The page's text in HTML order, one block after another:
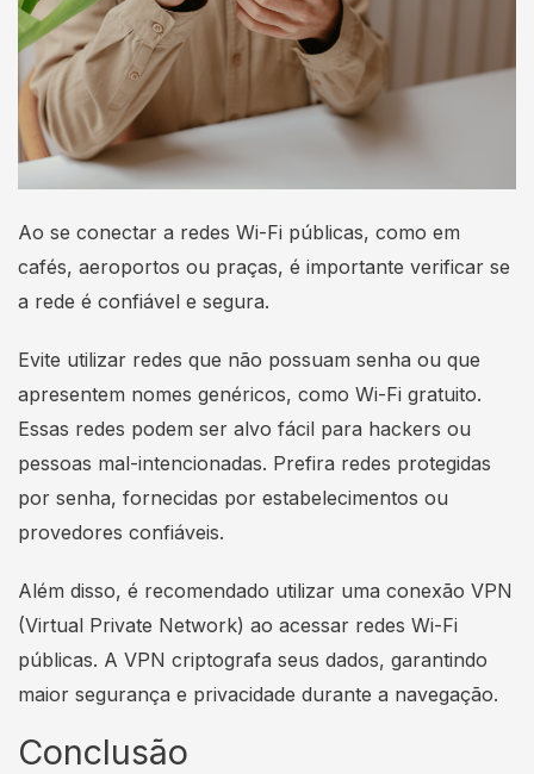
Ao se conectar a redes Wi-Fi públicas, como em
cafés, aeroportos ou praças, é importante verificar se
a rede é confiável e segura.
Evite utilizar redes que não possuam senha ou que
apresentem nomes genéricos, como Wi-Fi gratuito.
Essas redes podem ser alvo fácil para hackers ou
pessoas mal-intencionadas. Prefira redes protegidas
por senha, fornecidas por estabelecimentos ou
provedores confiáveis.
Além disso, é recomendado utilizar uma conexão VPN
(Virtual Private Network) ao acessar redes Wi-Fi
públicas. A VPN criptografa seus dados, garantindo
maior segurança e privacidade durante a navegação.
Conclusão